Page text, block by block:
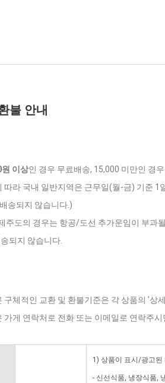
불 안내
이상인 경우 무료배송, 15,000 미만인 경
따라 국내 일반지역은 근무일(월-금) 기준
송되지 않습니다.)
주도의 경우는 항공/도선 추가운임이 부과
되지 않습니다.
구체적인 교환 및 환불기준은 각 상품의 '상
가게 연락처로 전화 또는 이메일로 연락주
1) 상품이 표시/광고된
- 신선식품, 냉장식품,